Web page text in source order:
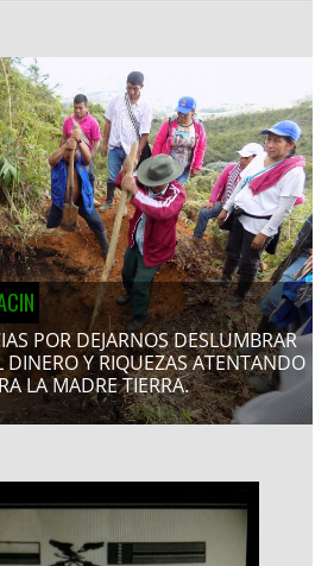
POR DEJARNOS DESLUMBRAR
DINERO Y RIQUEZAS ATENTANDO
LA MADRE TIERRA.